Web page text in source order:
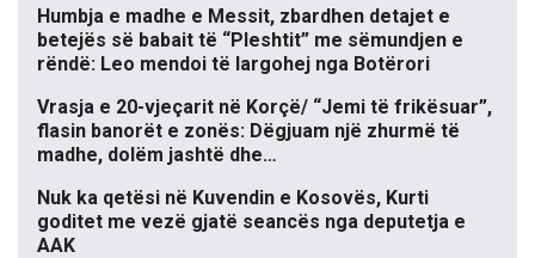
Humbja e madhe e Messit, zbardhen detajet e
betejës së babait të “Pleshtit” me sëmundjen e
rëndë: Leo mendoi të largohej nga Botërori
Vrasja e 20-vjeçarit në Korçë/ “Jemi të frikësuar”,
flasin banorët e zonës: Dëgjuam një zhurmë të
madhe, dolëm jashtë dhe…
Nuk ka qetësi në Kuvendin e Kosovës, Kurti
goditet me vezë gjatë seancës nga deputetja e
AAK